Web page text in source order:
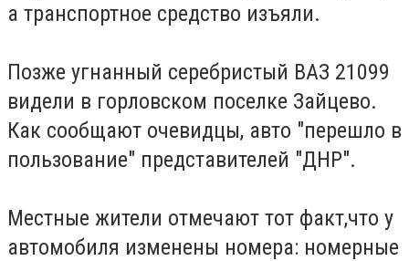
а транспортное средство изъяли.
Позже угнанный серебристый ВАЗ 21099
видели в горловском поселке Зайцево.
Как сообщают очевидцы, авто "перешло в
пользование" представителей "ДНР".
Местные жители отмечают тот факт,что у
автомобиля изменены номера: номерные